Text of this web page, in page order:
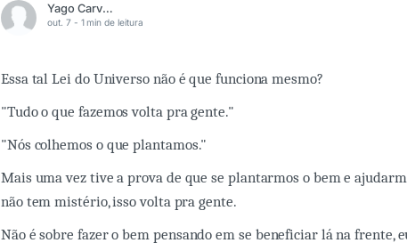
Yago Carvalho
out. 7 - 1 min de leitura
Essa tal Lei do Universo não é que funciona mesmo?
"Tudo o que fazemos volta pra gente."
"Nós colhemos o que plantamos."
Mais uma vez tive a prova de que se plantarmos o bem e
não tem mistério, isso volta pra gente.
Não é sobre fazer o bem pensando em se beneficiar lá na frente,